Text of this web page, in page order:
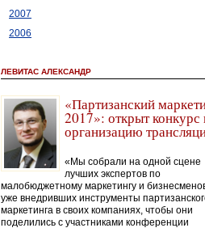
2007
2006
ЛЕВИТАС АЛЕКСАНДР
«Партизанский
2017»: открыт конкурс
организацию
«Мы собрали на одной сцене
лучших экспертов по
малобюджетному маркетингу и
уже внедривших инструменты
маркетинга в своих компаниях, чтобы они
поделились с участниками конференции